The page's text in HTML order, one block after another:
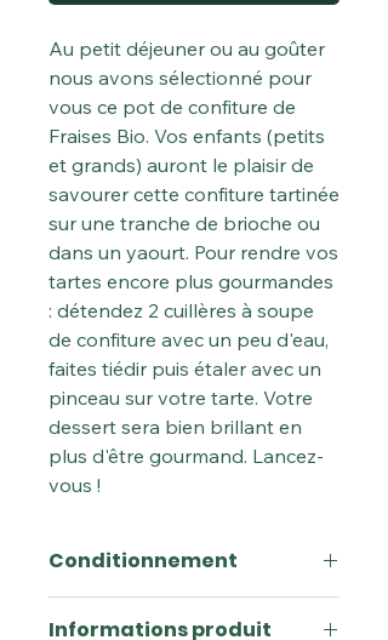
Au petit déjeuner ou au goûter
nous avons sélectionné pour
vous ce pot de confiture de
Fraises Bio. Vos enfants (petits
et grands) auront le plaisir de
savourer cette confiture tartinée
sur une tranche de brioche ou
dans un yaourt. Pour rendre vos
tartes encore plus gourmandes
: détendez 2 cuillères à soupe
de confiture avec un peu d'eau,
faites tiédir puis étaler avec un
pinceau sur votre tarte. Votre
dessert sera bien brillant en
plus d'être gourmand. Lancez-
vous !
Conditionnement
Informations produit